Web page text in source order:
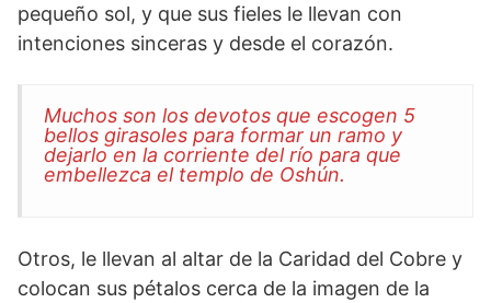
pequeño sol, y que sus fieles le llevan con
intenciones sinceras y desde el corazón.
Muchos son los devotos que escogen 5
bellos girasoles para formar un ramo y
dejarlo en la corriente del río para que
embellezca el templo de Oshún.
Otros, le llevan al altar de la Caridad del Cobre y
colocan sus pétalos cerca de la imagen de la